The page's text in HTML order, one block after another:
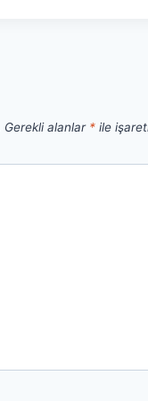
Gerekli alanlar * ile